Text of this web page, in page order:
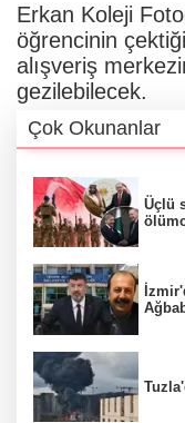
Erkan Koleji
öğrencinin
alışveriş
gezilebilecek.
Çok Okunanlar
Üçlü